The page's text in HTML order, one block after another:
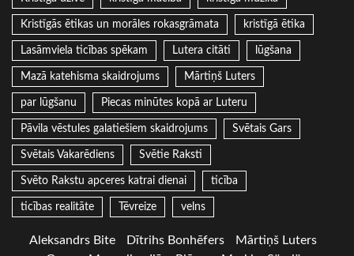
Kristīgās ētikas un morāles rokasgrāmata kristīgā ētika
Lasāmviela ticības spēkam Lutera citāti lūgšana
Mazā katehisma skaidrojums Mārtiņš Luters
par lūgšanu Piecas minūtes kopā ar Luteru
Pāvila vēstules galatiešiem skaidrojums Svētais Gars
Svētais Vakarēdiens Svētie Raksti
Svēto Rakstu apceres katrai dienai ticība
ticības realitāte Tēvreize velns
Aleksandrs Bite Dītrihs Bonhēfers
Mārtiņš Luters